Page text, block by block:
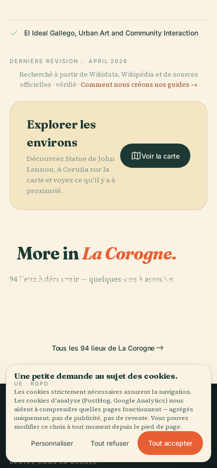
El Ideal Gallego, Urban Art and Community Interaction
DERNIÈRE RÉVISION : APRIL 2026
Recherché à partir de Wikidata, Wikipédia et de sources
officielles · vérifié · Comment nous créons nos guides →
Explorer les
environs
Découvrez Statue de John
Lennon, A Coruña sur la
carte et voyez ce qu'il y a à
proximité.
Voir la carte
More inLa Corogne.
94 lieux à découvrir — quelques-uns à associer.
PLACE
Parc du Monte
Archivo Del
PLACE
Tous les 94 lieux de La Corogne
Le voyage lent,
bien raconté.
RESTEZ DANS LA BOUCLE
Une petite demande au sujet des cookies.
UE · RGPD
Les cookies strictement nécessaires assurent la navigation.
Les cookies d'analyse (PostHog, Google Analytics) nous
aident à comprendre quelles pages fonctionnent — agrégés
uniquement, pas de publicité, pas de revente. Vous pouvez
modifier ce choix à tout moment depuis le pied de page.
Personnaliser Tout refuser Tout accepter